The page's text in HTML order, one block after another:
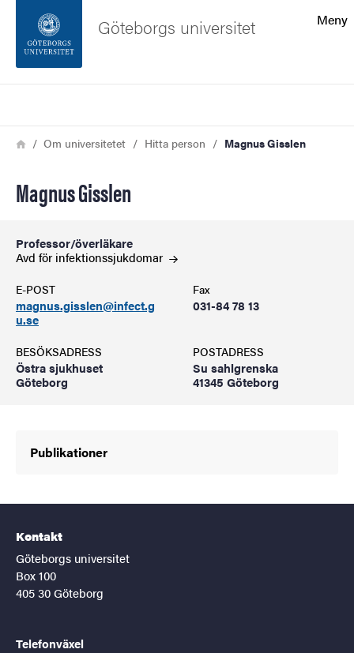
Sidfoten
Meny
Göteborgs universitet
Länkstig
HemOm universitetet Hitta person Magnus Gisslen
Magnus Gisslen
Professor/överläkare
Avd förinfektionssjukdomar
E-POST
magnus.gisslen@infect.g
u.se
Fax
031-84 78 13
BESÖKSADRESS
Östra sjukhuset
Göteborg
POSTADRESS
Su sahlgrenska
41345 Göteborg
Publikationer
Kontakt
Göteborgs universitet
Box 100
405 30 Göteborg
Telefonväxel